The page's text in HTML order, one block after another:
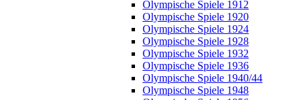
Olympische Spiele 1912
Olympische Spiele 1920
Olympische Spiele 1924
Olympische Spiele 1928
Olympische Spiele 1932
Olympische Spiele 1936
Olympische Spiele 1940/44
Olympische Spiele 1948